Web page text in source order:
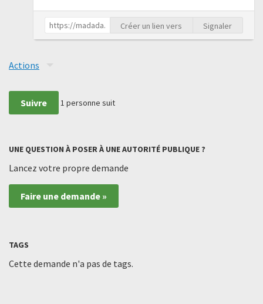
Créer un lien vers Signaler
Actions
Suivre 1 personne suit
UNE QUESTION À POSER À UNE AUTORITÉ PUBLIQUE ?
Lancez votre propre demande
Faire une demande »
TAGS
Cette demande n'a pas de tags.